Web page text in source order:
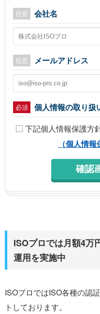
任意 会社名
任意 メールアドレス
必須
個人情報の取り扱
下記個人情報保護方
（個人情
ISOプロでは月額4万
運用を実施中
ISOプロではISO各種の認
トしております。